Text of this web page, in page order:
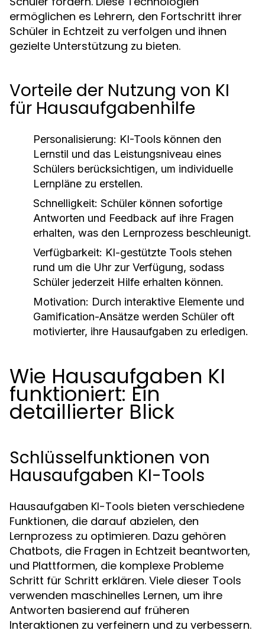
ermöglichen es Lehrern, den Fortschritt ihrer
Schüler in Echtzeit zu verfolgen und ihnen
gezielte Unterstützung zu bieten.
Vorteile der Nutzung von KI
für Hausaufgabenhilfe
Personalisierung: KI-Tools können den
Lernstil und das Leistungsniveau eines
Schülers berücksichtigen, um individuelle
Lernpläne zu erstellen.
Schnelligkeit: Schüler können sofortige
Antworten und Feedback auf ihre Fragen
erhalten, was den Lernprozess beschleunigt.
Verfügbarkeit: KI-gestützte Tools stehen
rund um die Uhr zur Verfügung, sodass
Schüler jederzeit Hilfe erhalten können.
Motivation: Durch interaktive Elemente und
Gamification-Ansätze werden Schüler oft
motivierter, ihre Hausaufgaben zu erledigen.
Wie Hausaufgaben KI
funktioniert: Ein
detaillierter Blick
Schlüsselfunktionen von
Hausaufgaben KI-Tools
Hausaufgaben KI-Tools bieten verschiedene
Funktionen, die darauf abzielen, den
Lernprozess zu optimieren. Dazu gehören
Chatbots, die Fragen in Echtzeit beantworten,
und Plattformen, die komplexe Probleme
Schritt für Schritt erklären. Viele dieser Tools
verwenden maschinelles Lernen, um ihre
Antworten basierend auf früheren
Interaktionen zu verfeinern und zu verbessern.